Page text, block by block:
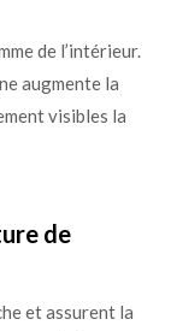
de l’intérieur.
augmente la
visibles la
de
et assurent la